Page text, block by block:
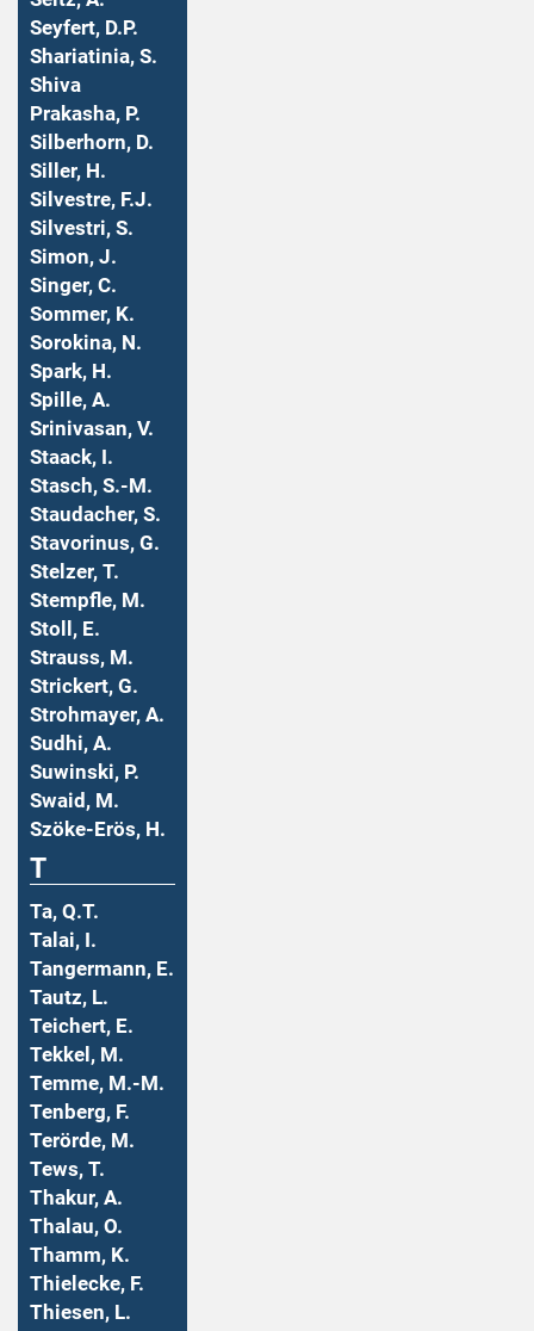
Seyfert, D.P.
Shariatinia, S.
Shiva
Prakasha, P.
Silberhorn, D.
Siller, H.
Silvestre, F.J.
Silvestri, S.
Simon, J.
Singer, C.
Sommer, K.
Sorokina, N.
Spark, H.
Spille, A.
Srinivasan, V.
Staack, I.
Stasch, S.-M.
Staudacher, S.
Stavorinus, G.
Stelzer, T.
Stempfle, M.
Stoll, E.
Strauss, M.
Strickert, G.
Strohmayer, A.
Sudhi, A.
Suwinski, P.
Swaid, M.
Szöke-Erös, H.
T
Ta, Q.T.
Talai, I.
Tangermann, E.
Tautz, L.
Teichert, E.
Tekkel, M.
Temme, M.-M.
Tenberg, F.
Terörde, M.
Tews, T.
Thakur, A.
Thalau, O.
Thamm, K.
Thielecke, F.
Thiesen, L.